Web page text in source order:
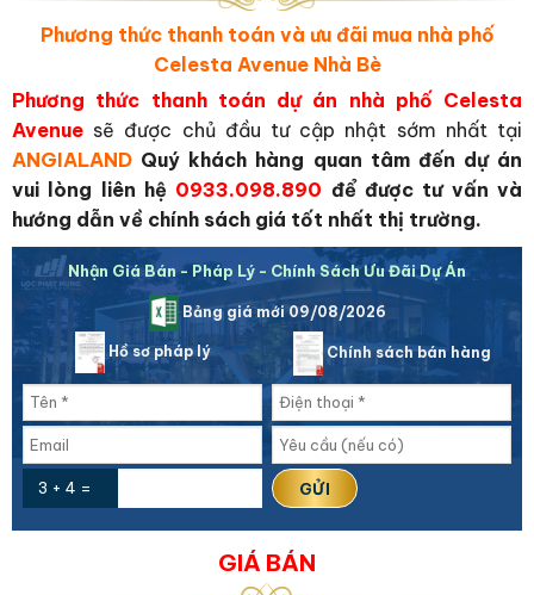
Phương thức thanh toán và ưu đãi mua nhà phố
Celesta Avenue Nhà Bè
Phương thức thanh toán dự án nhà phố Celesta
Avenue sẽ được chủ đầu tư cập nhật sớm nhất tại
ANGIALAND Quý khách hàng quan tâm đến dự án
vui lòng liên hệ 0933.098.890 để được tư vấn và
hướng dẫn về chính sách giá tốt nhất thị trường.
Nhận Giá Bán - Pháp Lý - Chính Sách Ưu Đãi Dự Án
Bảng giá mới 09/08/2026
Hồ sơ pháp lý Chính sách bán hàng
3 + 4 =
GIÁ BÁN